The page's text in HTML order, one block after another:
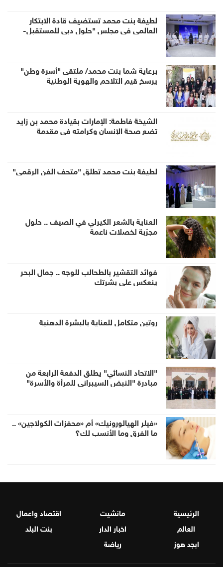
لطيفة بنت محمد تستضيف قادة الابتكار
العالمي في مجلس "حلول دبي للمستقبل-
ابتكارات للبشرية"
برعاية شما بنت محمد/ ملتقى "أسرة وطن"
يرسخ قيم التلاحم والهوية الوطنية
الشيخة فاطمة: الإمارات بقيادة محمد بن زايد
تضع صحة الإنسان وكرامته في مقدمة
الأولويات الوطنية
لطيفة بنت محمد تطلق "متحف الفن الرقمي"
العناية بالشعر الكيرلي في الصيف .. حلول
مجرّبة لخصلات ناعمة
فوائد التقشير بالطحالب للوجه .. جمال البحر
ينعكس على بشرتكِ
روتين متكامل للعناية بالبشرة الدهنية
"الاتحاد النسائي" يطلق الدفعة الرابعة من
مبادرة "النبض السيبراني للمرأة والأسرة"
«فيلر الهيالورونيك» أم «محفزات الكولاجين» ..
ما الفرق وما الأنسب لكِ؟
الرئيسية مانشيت
اقتصاد واعمال
العالم
اخبار الدار
بنت البلد
ابجد هوز
رياضة